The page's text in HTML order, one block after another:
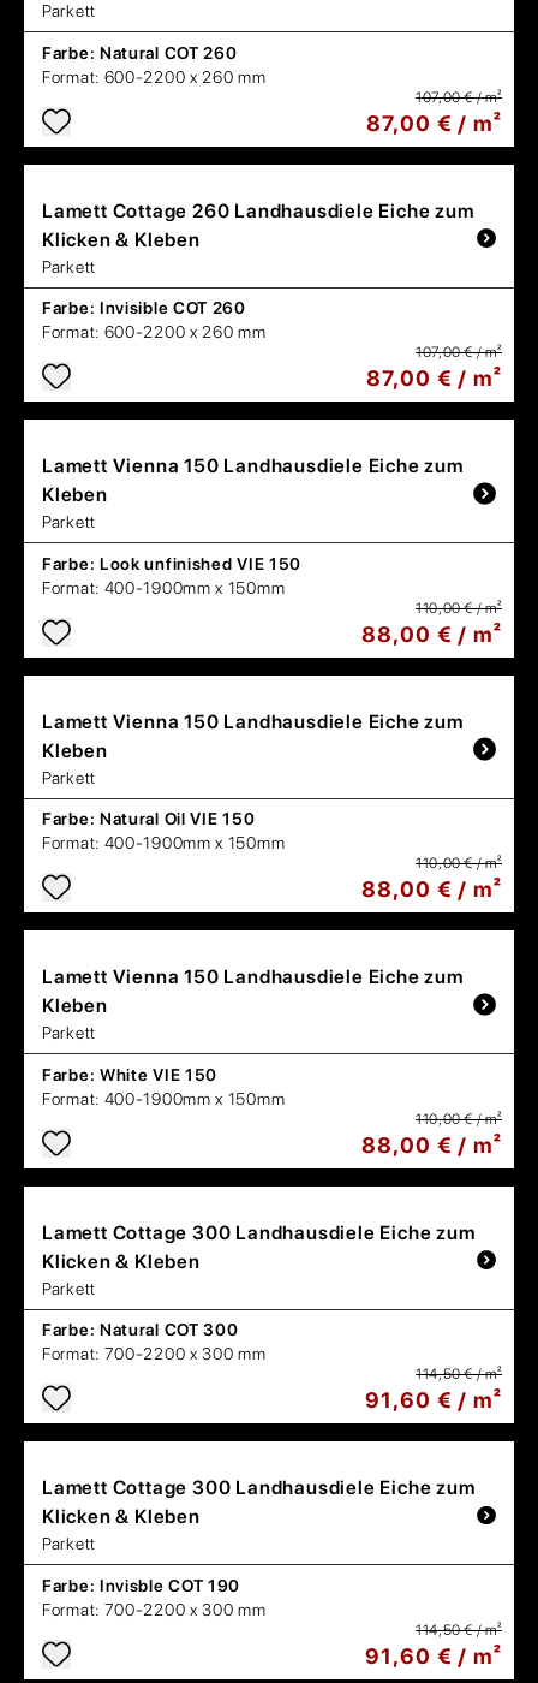
Parkett
Farbe: Natural COT 260
Format: 600-2200 x 260 mm
107,00 € / m²
87,00 € / m²
Lamett Cottage 260 Landhausdiele Eiche zum
Klicken & Kleben
Parkett
Farbe: Invisible COT 260
Format: 600-2200 x 260 mm
107,00 € / m²
87,00 € / m²
Lamett Vienna 150 Landhausdiele Eiche zum
Kleben
Parkett
Farbe: Look unfinished VIE 150
Format: 400-1900mm x 150mm
110,00 € / m²
88,00 € / m²
Lamett Vienna 150 Landhausdiele Eiche zum
Kleben
Parkett
Farbe: Natural Oil VIE 150
Format: 400-1900mm x 150mm
110,00 € / m²
88,00 € / m²
Lamett Vienna 150 Landhausdiele Eiche zum
Kleben
Parkett
Farbe: White VIE 150
Format: 400-1900mm x 150mm
110,00 € / m²
88,00 € / m²
Lamett Cottage 300 Landhausdiele Eiche zum
Klicken & Kleben
Parkett
Farbe: Natural COT 300
Format: 700-2200 x 300 mm
114,50 € / m²
91,60 € / m²
Lamett Cottage 300 Landhausdiele Eiche zum
Klicken & Kleben
Parkett
Farbe: Invisble COT 190
Format: 700-2200 x 300 mm
114,50 € / m²
91,60 € / m²